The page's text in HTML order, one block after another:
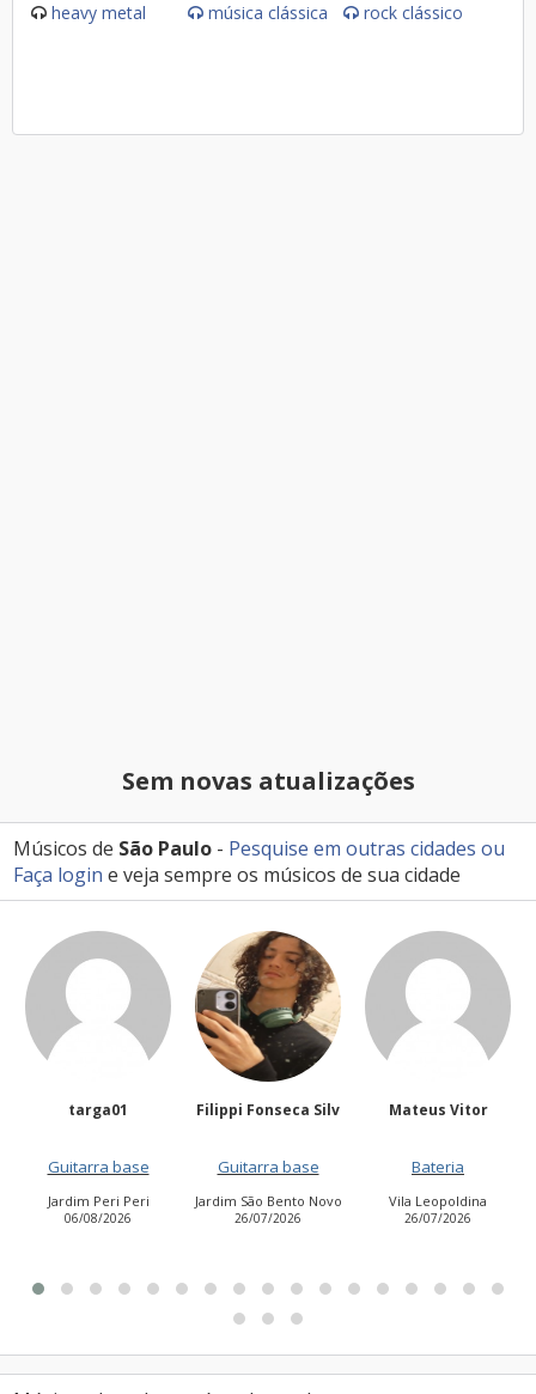
heavy metal música clássica rock clássico
Sem novas atualizações
Músicos de São Paulo - Pesquise em outras cidades ou
Faça login e veja sempre os músicos de sua cidade
Filippi Fonseca Silv
Guitarra base
Jardim São Bento Novo
26/07/2026
Mateus Vitor
Bateria
Vila Leopoldina
26/07/2026
Anailuj Avlis
Vocalista - Baixo
Jardim Aurora
Leste)